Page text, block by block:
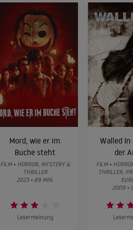
Mord, wie er im
Buche steht
FILM • HORROR, MYSTERY &
THRILLER
2023 • 89 MIN.
Lesermeinung
Walled In
der
FILM •
THRILLER,
2009 •